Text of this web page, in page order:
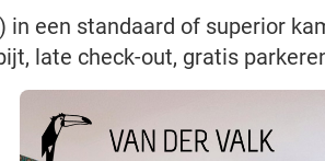
in een standaard of superior
late check-out, gratis